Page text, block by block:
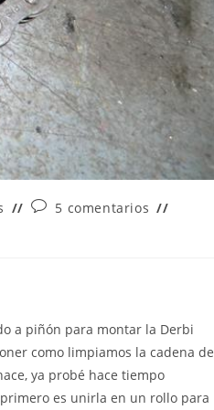
Comentarios
5 comentarios
a piñón para montar la Derbi
como limpiamos la cadena de
ya probé hace tiempo
es unirla en un rollo para